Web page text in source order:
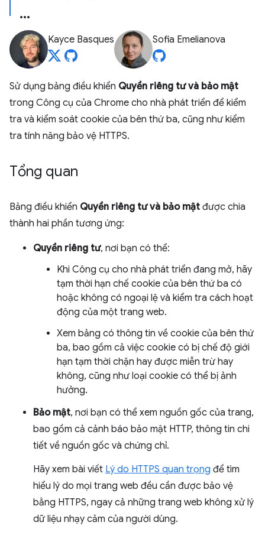
Kayce Basques Sofia Emelianova
Sử dụng bảng điều khiển Quyền riêng tư và bảo mật
trong Công cụ của Chrome cho nhà phát triển để kiểm
tra và kiểm soát cookie của bên thứ ba, cũng như kiểm
tra tính năng bảo vệ HTTPS.
Tổng quan
Bảng điều khiển Quyền riêng tư và bảo mật được chia
thành hai phần tương ứng:
Quyền riêng tư, nơi bạn có thể:
Khi Công cụ cho nhà phát triển đang mở, hãy
tạm thời hạn chế cookie của bên thứ ba có
hoặc không có ngoại lệ và kiểm tra cách hoạt
động của một trang web.
Xem bảng có thông tin về cookie của bên thứ
ba, bao gồm cả việc cookie có bị chế độ giới
hạn tạm thời chặn hay được miễn trừ hay
không, cũng như loại cookie có thể bị ảnh
hưởng.
Bảo mật, nơi bạn có thể xem nguồn gốc của trang,
bao gồm cả cảnh báo bảo mật HTTP, thông tin chi
tiết về nguồn gốc và chứng chỉ.
Hãy xem bài viết Lý do HTTPS quan trọng để tìm
hiểu lý do mọi trang web đều cần được bảo vệ
bằng HTTPS, ngay cả những trang web không xử lý
dữ liệu nhạy cảm của người dùng.